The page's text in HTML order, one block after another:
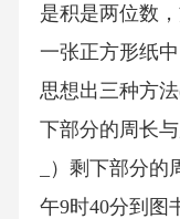
是积是两位数
一张正方形纸
思想出三种方
下部分的周长与
_）剩下部分
午9时40分到图